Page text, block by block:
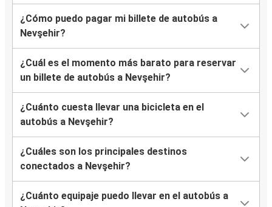
¿Cómo puedo pagar mi billete de autobús a
Nevşehir?
¿Cuál es el momento más barato para reservar
un billete de autobús a Nevşehir?
¿Cuánto cuesta llevar una bicicleta en el
autobús a Nevşehir?
¿Cuáles son los principales destinos
conectados a Nevşehir?
¿Cuánto equipaje puedo llevar en el autobús a